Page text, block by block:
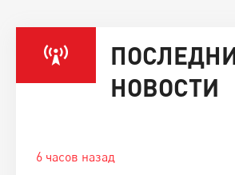
НОВОСТИ
6 часов назад